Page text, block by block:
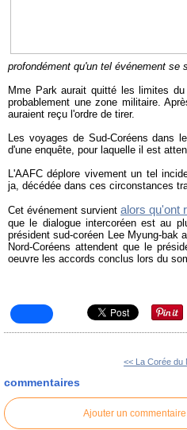
profondément qu'un tel événement se
Mme Park aurait quitté les limites
probablement une zone militaire.
auraient reçu l'ordre de tirer.
Les voyages de Sud-Coréens dans
d'une enquête, pour laquelle il est
L'AAFC déplore vivement un tel
ja, décédée dans ces circonstances
Cet événement survient alors qu'ont
que le dialogue intercoréen est au
président sud-coréen Lee Myung-bak
Nord-Coréens attendent que le
oeuvre les accords conclus lors du
<< La Corée du
commentaires
Ajouter un commentaire